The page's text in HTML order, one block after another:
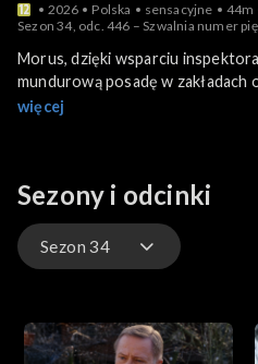
2026 Polska sensacyjne
44m
Sezon 34, odc. 446 – Szwalnia numer
Morus, dzięki wsparciu
mundurową posadę w zakładach
gwałtownej zmianie, gdy
Podczas gdy zdesperowane
okupacyjny i proszą o
policyjnego śledztwa w sprawie
włącza się Morus.
więcej
Sezony i odcinki
Sezon 34